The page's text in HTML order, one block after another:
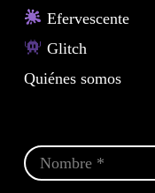
Efervescente
Glitch
Quiénes somos